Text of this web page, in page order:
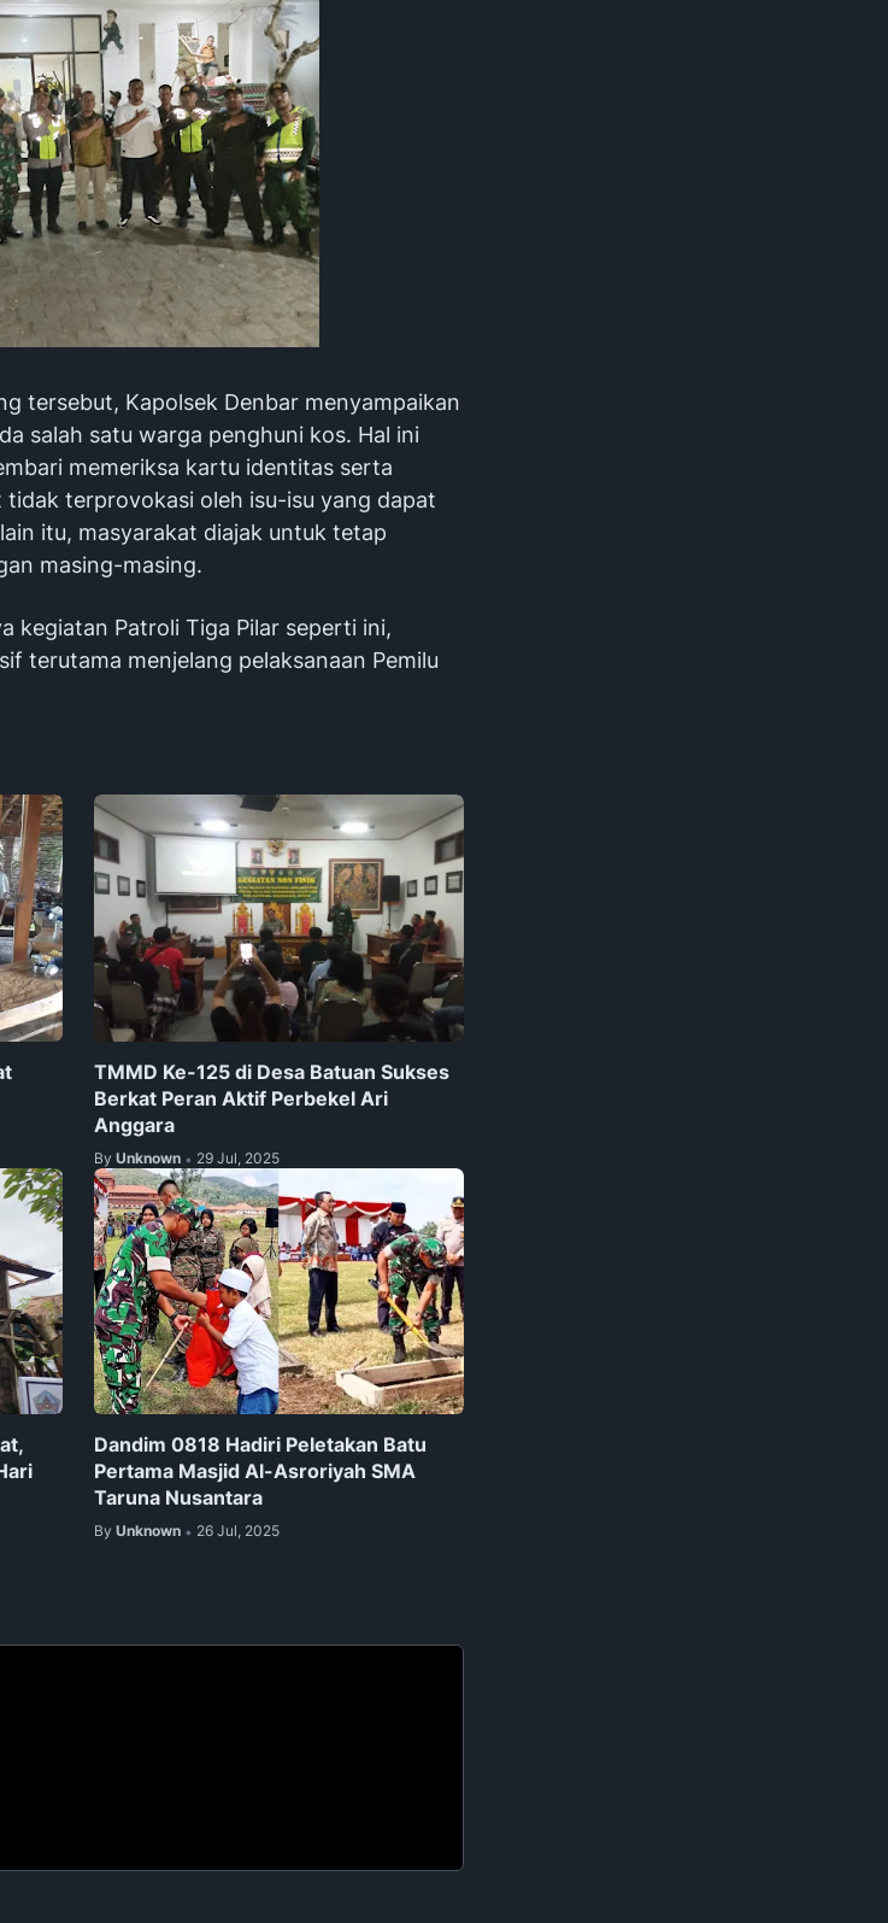
tersebut, Kapolsek Denbar menyampaikan
salah satu warga penghuni kos. Hal ini
memeriksa kartu identitas serta
terprovokasi oleh isu-isu yang dapat
itu, masyarakat diajak untuk tetap
masing-masing.
kegiatan Patroli Tiga Pilar seperti ini,
terutama menjelang pelaksanaan Pemilu
TMMD Ke-125 di Desa Batuan Sukses
Berkat Peran Aktif Perbekel Ari
Anggara
By Unknown • 29 Jul, 2025
Dandim 0818 Hadiri Peletakan Batu
Pertama Masjid Al-Asroriyah SMA
Taruna Nusantara
By Unknown • 26 Jul, 2025